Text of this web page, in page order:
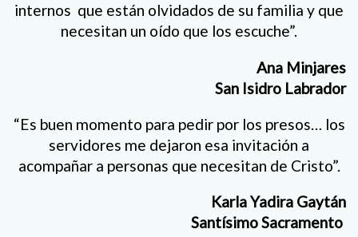
internos que están olvidados de su familia y que
necesitan un oído que los escuche”.
Ana Minjares
San Isidro Labrador
“Es buen momento para pedir por los presos… los
servidores me dejaron esa invitación a
acompañar a personas que necesitan de Cristo”.
Karla Yadira Gaytán
Santísimo Sacramento